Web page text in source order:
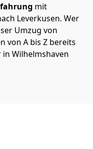
mit
Leverkusen. Wer
Umzug von
von A bis Z bereits
Wilhelmshaven